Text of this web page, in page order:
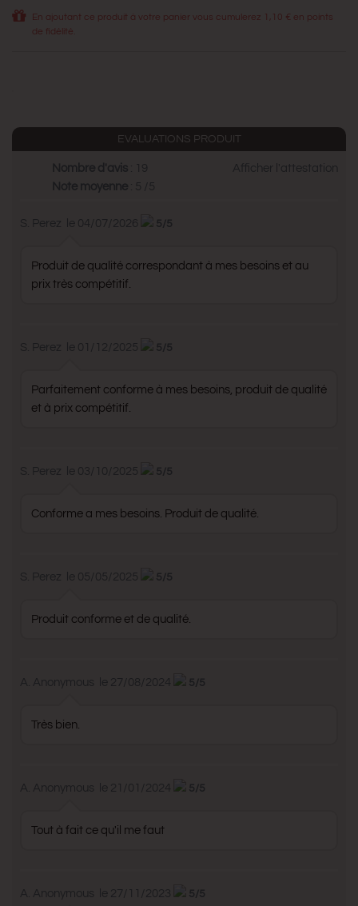
En ajoutant ce produit à votre panier vous cumulerez 1,10 € en points
de fidélité.
EVALUATIONS PRODUIT
Nombre d'avis : 19
Note moyenne : 5 /5
Afficher l'attestation
S. Perez le 04/07/2026 5/5
Produit de qualité correspondant à mes besoins et au
prix très compétitif.
S. Perez le 01/12/2025 5/5
Parfaitement conforme à mes besoins, produit de qualité
et à prix compétitif.
S. Perez le 03/10/2025 5/5
Conforme a mes besoins. Produit de qualité.
S. Perez le 05/05/2025 5/5
Produit conforme et de qualité.
A. Anonymous le 27/08/2024 5/5
Très bien.
A. Anonymous le 21/01/2024 5/5
Tout à fait ce qu'il me faut
A. Anonymous le 27/11/2023 5/5